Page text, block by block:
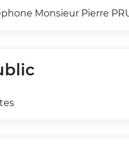
Monsieur Pierre